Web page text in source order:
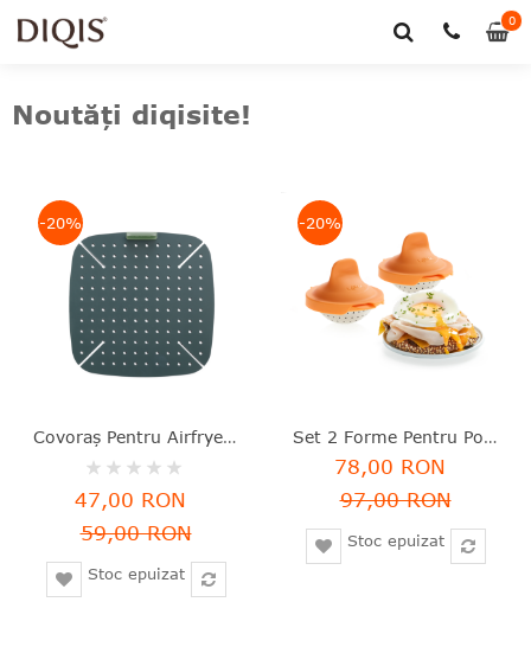
00
Noutăți diqisite!
-20%
Covoraș Pentru Airfryer, 22.5x2.5 Cm, Silicon, Lékué - 8710755887109
Rating:
0%
47,00 RON
59,00 RON
Stoc epuizat
-20%
Set 2 Forme Pentru Poșat Ouă, Silicon Platinat, Lékué - 8710755882982
78,00 RON
97,00 RON
Stoc epuizat